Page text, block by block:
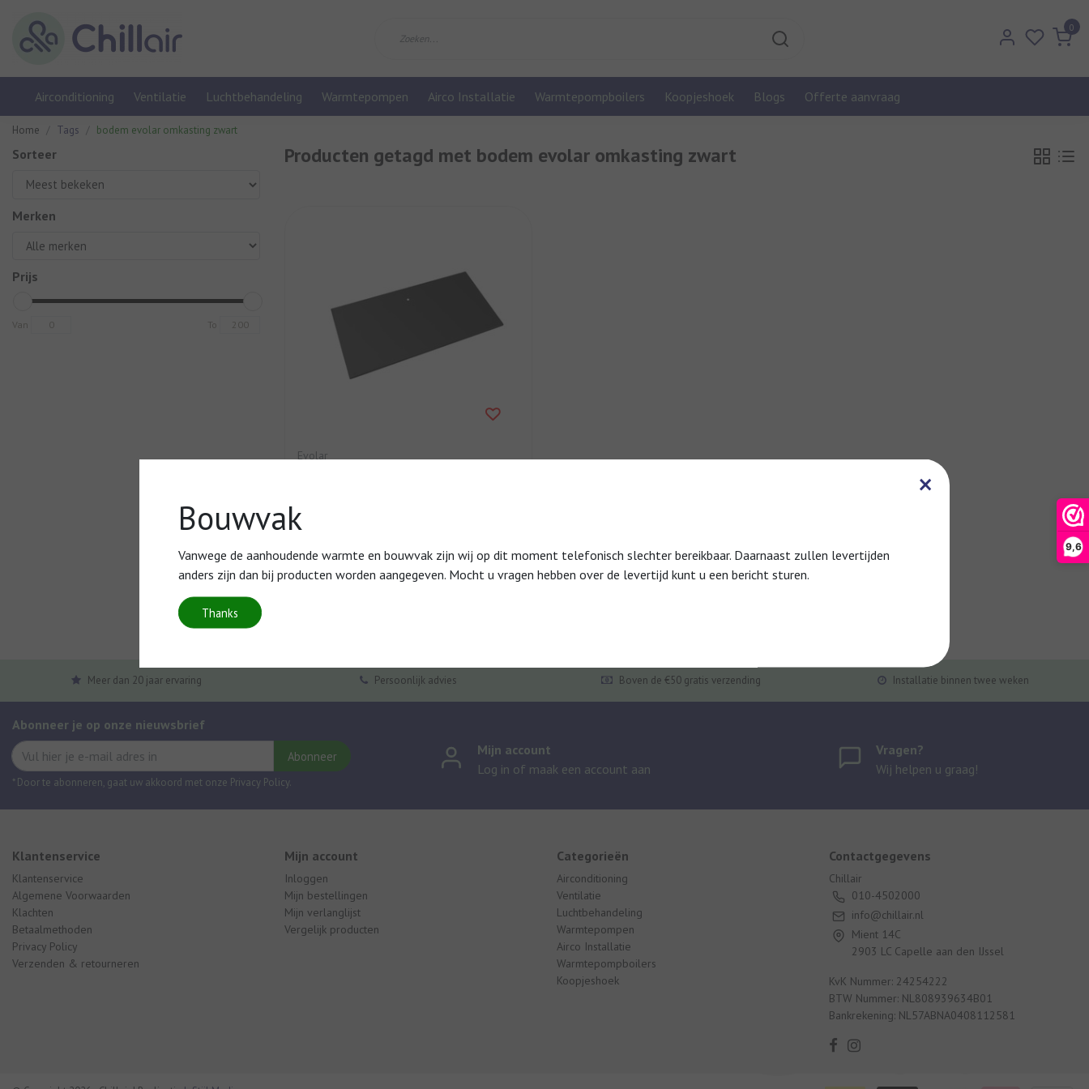
9,6
0
Airconditioning Ventilatie Luchtbehandeling Warmtepompen Airco Installatie Warmtepompboilers Koopjeshoek Blogs Offerte aanvraag
Home Tags bodem evolar omkasting zwart
Sorteer
Merken
Prijs
Van To
Producten getagd met bodem evolar omkasting zwart
Evolar
Optionele Evolar bodemplaat in maat S ten
behoeve van het volledig sluiten van de
Meer dan 20 jaar ervaring Persoonlijk advies Boven de €50 gratis verzending Installatie binnen twee weken
Abonneer je op onze nieuwsbrief
Abonneer
* Door te abonneren, gaat uw akkoord met onze Privacy Policy.
Mijn account
Log in of maak een account aan
Vragen?
Wij helpen u graag!
Klantenservice
Klantenservice
Algemene Voorwaarden
Klachten
Betaalmethoden
Privacy Policy
Verzenden & retourneren
Mijn account
Inloggen
Mijn bestellingen
Mijn verlanglijst
Vergelijk producten
Categorieën
Airconditioning
Ventilatie
Luchtbehandeling
Warmtepompen
Airco Installatie
Warmtepompboilers
Koopjeshoek
Contactgegevens
Chillair
010-4502000
info@chillair.nl
Mient 14C
2903 LC Capelle aan den IJssel
KvK Nummer: 24254222
BTW Nummer: NL808939634B01
Bankrekening: NL57ABNA0408112581
×
Bouwvak
Vanwege de aanhoudende warmte en bouwvak zijn wij op dit moment telefonisch slechter bereikbaar. Daarnaast zullen levertijden
anders zijn dan bij producten worden aangegeven. Mocht u vragen hebben over de levertijd kunt u een bericht sturen.
Thanks